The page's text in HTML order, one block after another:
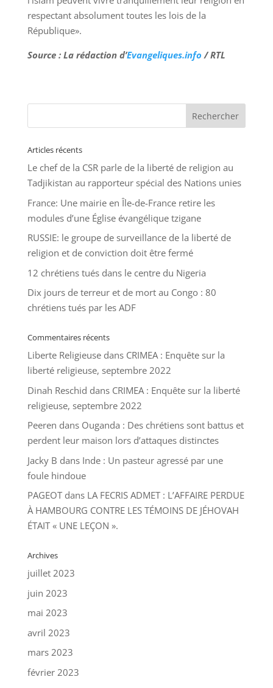
respectant absolument toutes les lois de la
République».
Source : La rédaction d’Evangeliques.info / RTL
Articles récents
Le chef de la CSR parle de la liberté de religion au
Tadjikistan au rapporteur spécial des Nations unies
France: Une mairie en Île-de-France retire les
modules d’une Église évangélique tzigane
RUSSIE: le groupe de surveillance de la liberté de
religion et de conviction doit être fermé
12 chrétiens tués dans le centre du Nigeria
Dix jours de terreur et de mort au Congo : 80
chrétiens tués par les ADF
Commentaires récents
Liberte Religieusedans CRIMEA : Enquête sur la
liberté religieuse, septembre 2022
Dinah Reschid dans CRIMEA : Enquête sur la liberté
religieuse, septembre 2022
Peeren dans Ouganda : Des chrétiens sont battus et
perdent leur maison lors d’attaques distinctes
Jacky B dans Inde : Un pasteur agressé par une
foule hindoue
PAGEOTdans LA FECRIS ADMET : L’AFFAIRE PERDUE
À HAMBOURG CONTRE LES TÉMOINS DE JÉHOVAH
ÉTAIT « UNE LEÇON ».
Archives
juillet 2023
juin 2023
mai 2023
avril 2023
mars 2023
février 2023